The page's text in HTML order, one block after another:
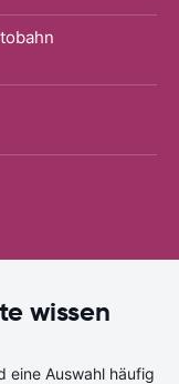
wissen
eine Auswahl häufig